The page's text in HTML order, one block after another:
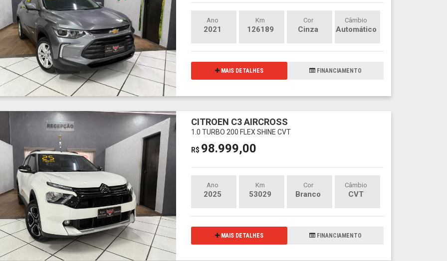
Ano
2021
Km
126189
Cor
Cinza
Câmbio
Automático
MAIS DETALHES FINANCIAMENTO
CITROEN C3 AIRCROSS
1.0 TURBO 200 FLEX SHINE CVT
R$ 98.999,00
Ano
2025
Km
53029
Cor
Branco
Câmbio
CVT
MAIS DETALHES FINANCIAMENTO